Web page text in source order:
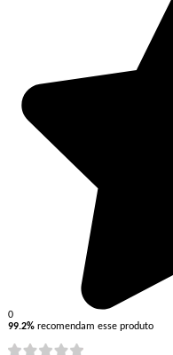
0
99.2% recomendam esse produto